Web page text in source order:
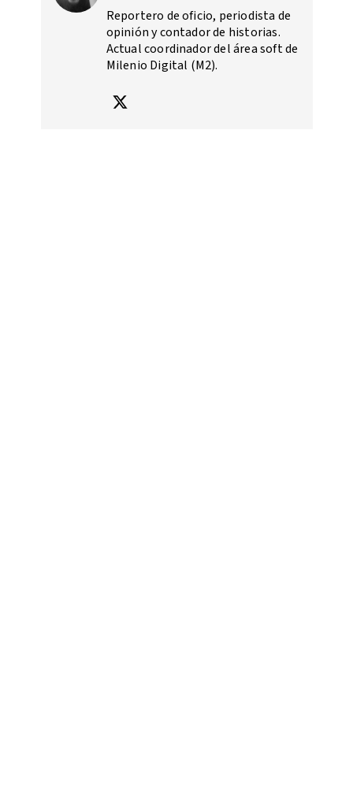
Reportero de oficio, periodista de
opinión y contador de historias.
Actual coordinador del área soft de
Milenio Digital (M2).